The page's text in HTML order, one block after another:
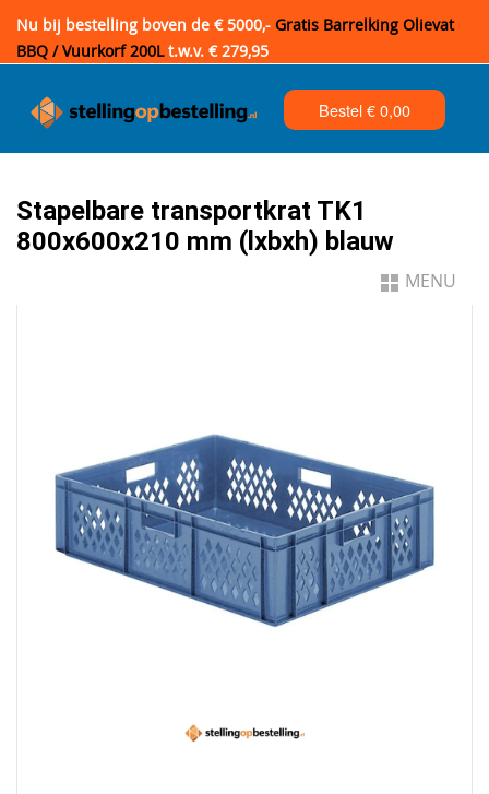
Nu bij bestelling boven de € 5000,- Gratis Barrelking Olievat
BBQ / Vuurkorf 200Lt.w.v. € 279,95
Bestel €0,00
Stapelbare transportkrat TK1
800x600x210 mm (lxbxh) blauw
MENU